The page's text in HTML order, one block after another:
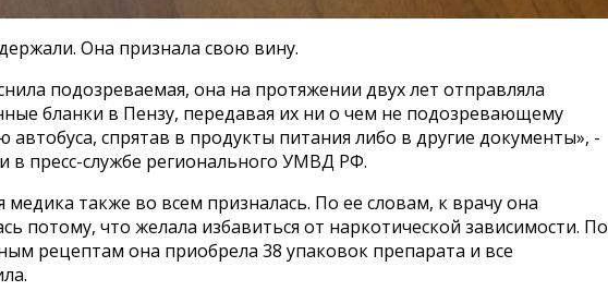
Она признала свою вину.
подозреваемая, она на протяжении двух лет отправляла
бланки в Пензу, передавая их ни о чем не подозревающему
автобуса, спрятав в продукты питания либо в другие документы», -
в пресс-службе регионального УМВД РФ.
медика также во всем призналась. По ее словам, к врачу она
потому, что желала избавиться от наркотической зависимости. По
рецептам она приобрела 38 упаковок препарата и все